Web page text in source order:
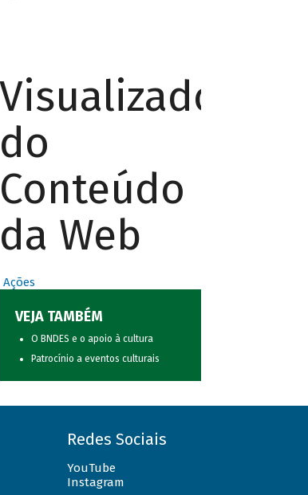
Visualizador
do
Conteúdo
da Web
Ações
VEJA TAMBÉM
O BNDES e o apoio à cultura
Patrocínio a eventos culturais
Redes Sociais
YouTube
Instagram